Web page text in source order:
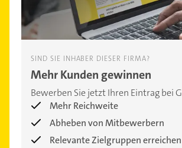
SIND SIE INHABER DIESER FIRMA?
Mehr Kunden gewinnen
Bewerben Sie jetzt Ihren Eintrag bei
Mehr Reichweite
Abheben von Mitbewerbern
Relevante Zielgruppen erreichen